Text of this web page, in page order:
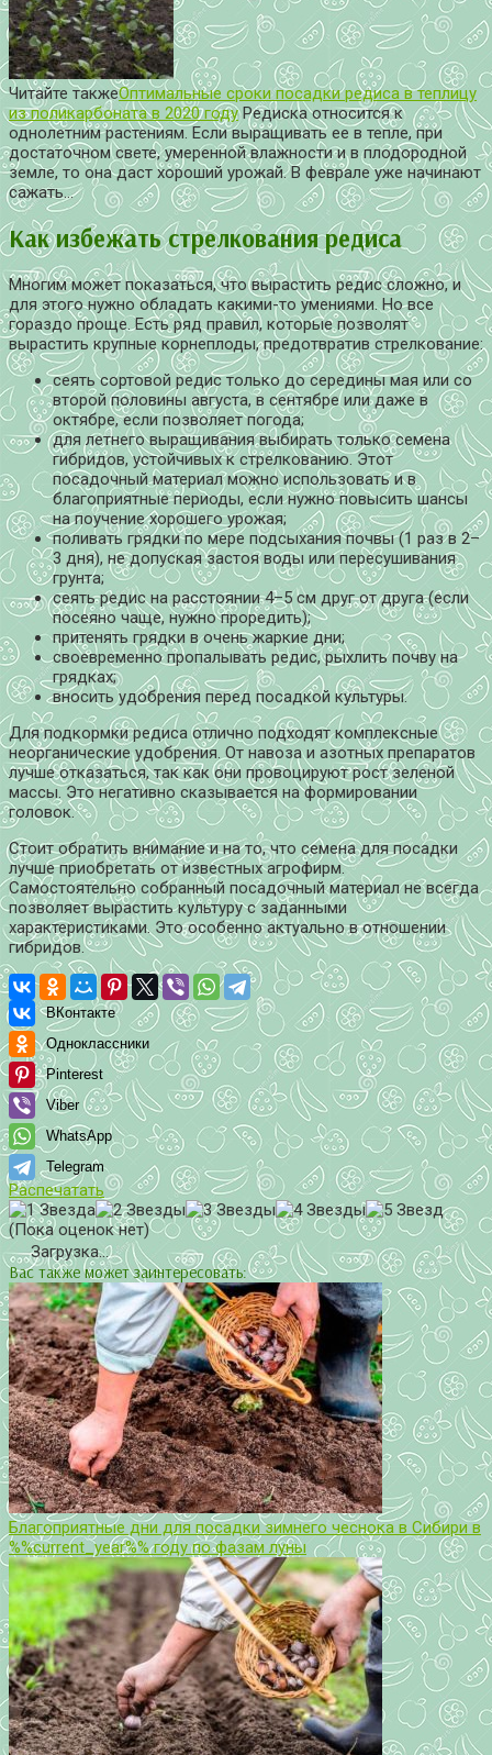
Читайте такжеОптимальные сроки посадки редиса в теплицу
из поликарбоната в 2020 годуРедиска относится к
однолетним растениям. Если выращивать ее в тепле, при
достаточном свете, умеренной влажности и в плодородной
земле, то она даст хороший урожай. В феврале уже начинают
сажать…
Как избежать стрелкования редиса
Многим может показаться, что вырастить редис сложно, и
для этого нужно обладать какими-то умениями. Но все
гораздо проще. Есть ряд правил, которые позволят
вырастить крупные корнеплоды, предотвратив стрелкование:
сеять сортовой редис только до середины мая или со
второй половины августа, в сентябре или даже в
октябре, если позволяет погода;
для летнего выращивания выбирать только семена
гибридов, устойчивых к стрелкованию. Этот
посадочный материал можно использовать и в
благоприятные периоды, если нужно повысить шансы
на поучение хорошего урожая;
поливать грядки по мере подсыхания почвы (1 раз в 2–
3 дня), не допуская застоя воды или пересушивания
грунта;
сеять редис на расстоянии 4–5 см друг от друга (если
посеяно чаще, нужно проредить);
притенять грядки в очень жаркие дни;
своевременно пропалывать редис, рыхлить почву на
грядках;
вносить удобрения перед посадкой культуры.
Для подкормки редиса отлично подходят комплексные
неорганические удобрения. От навоза и азотных препаратов
лучше отказаться, так как они провоцируют рост зеленой
массы. Это негативно сказывается на формировании
головок.
Стоит обратить внимание и на то, что семена для посадки
лучше приобретать от известных агрофирм.
Самостоятельно собранный посадочный материал не всегда
позволяет вырастить культуру с заданными
характеристиками. Это особенно актуально в отношении
гибридов.
ВКонтакте
Одноклассники
Pinterest
Viber
WhatsApp
Telegram
Распечатать
(Пока оценок нет)
Загрузка...
Вас также может заинтересовать:
Благоприятные дни для посадки зимнего чеснока в Сибири в
%%current_year%% году по фазам луны